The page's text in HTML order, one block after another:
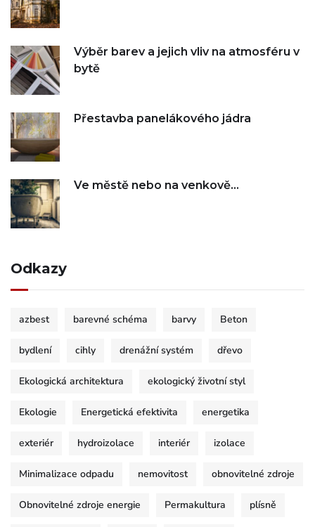
Výběr barev a jejich vliv na atmosféru v
bytě
Přestavba panelákového jádra
Ve městě nebo na venkově…
Odkazy
azbest barevné schéma barvy Beton
bydlení cihly drenážní systém dřevo
Ekologická architektura ekologický životní styl
Ekologie Energetická efektivita energetika
exteriér hydroizolace interiér izolace
Minimalizace odpadu nemovitost obnovitelné zdroje
Obnovitelné zdroje energie Permakultura plísně